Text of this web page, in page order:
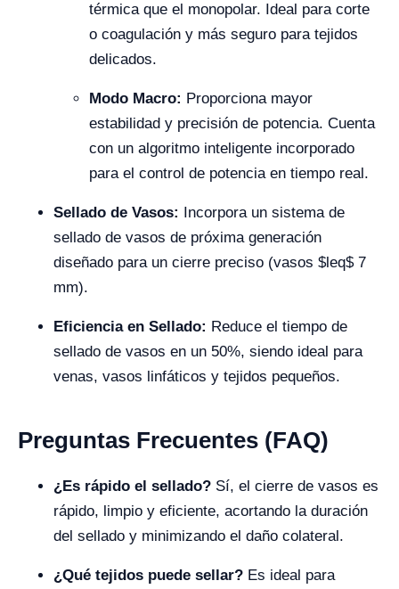
térmica que el monopolar. Ideal para corte
o coagulación y más seguro para tejidos
delicados.
Modo Macro: Proporciona mayor
estabilidad y precisión de potencia. Cuenta
con un algoritmo inteligente incorporado
para el control de potencia en tiempo real.
Sellado de Vasos: Incorpora un sistema de
sellado de vasos de próxima generación
diseñado para un cierre preciso (vasos $leq$7
mm).
Eficiencia en Sellado: Reduce el tiempo de
sellado de vasos en un 50%, siendo ideal para
venas, vasos linfáticos y tejidos pequeños.
Preguntas Frecuentes (FAQ)
¿Es rápido el sellado? Sí, el cierre de vasos es
rápido, limpio y eficiente, acortando la duración
del sellado y minimizando el daño colateral.
¿Qué tejidos puede sellar? Es ideal para